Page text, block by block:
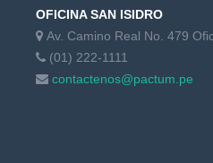
OFICINA SAN ISIDRO
Av. Camino Real No. 479
(01) 222-1111
contactenos@pactum.pe